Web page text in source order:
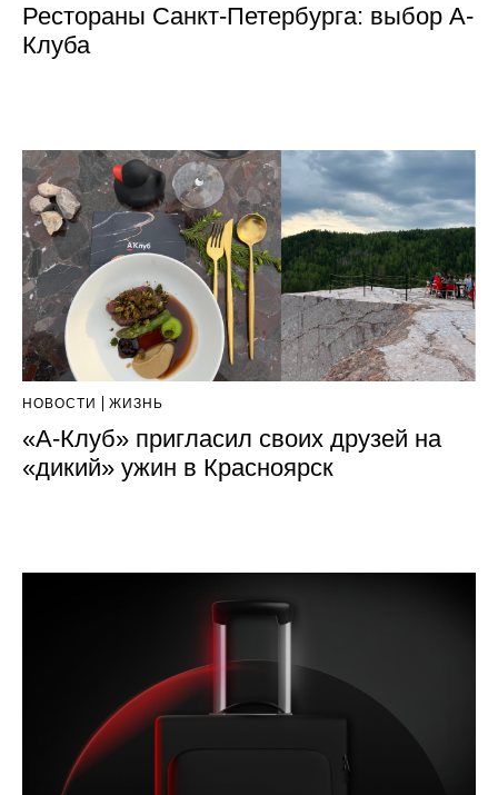
Рестораны Санкт-Петербурга: выбор А-
Клуба
НОВОСТИ ЖИЗНЬ
«А-Клуб» пригласил своих друзей на
«дикий» ужин в Красноярск